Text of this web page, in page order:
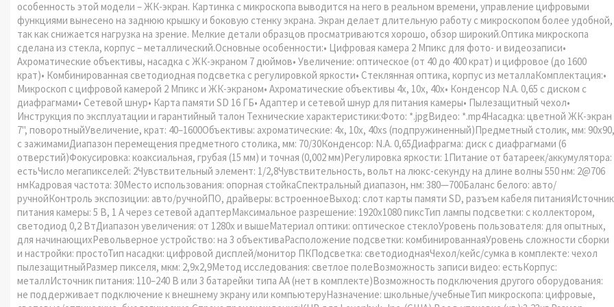
особенность этой модели – ЖК-экран. Картинка с микроскопа выводится на него в реальном времени, управление цифровыми
функциями вынесено на заднюю крышку и боковую стенку экрана. Экран делает длительную работу с микроскопом более удобной,
так как снижается нагрузка на зрение. Мелкие детали образцов просматриваются хорошо, обзор широкий.Оптика микроскопа
сделана из стекла, корпус – металлический.Основные особенности:• Цифровая камера 2 Мпикс для фото- и видеозаписи•
Ахроматические объективы, насадка с ЖК-экраном 7 дюймов• Увеличение: оптическое (от 40 до 400 крат) и цифровое (до 1600
крат)• Комбинированная светодиодная подсветка с регулировкой яркости• Стеклянная оптика, корпус из металлаКомплектация:•
Микроскоп с цифровой камерой 2 Мпикс и ЖК-экраном• Ахроматические объективы 4х, 10х, 40x• Конденсор N.A. 0,65 с диском с
диафрагмами• Сетевой шнур• Карта памяти SD 16 ГБ• Адаптер и сетевой шнур для питания камеры• Пылезащитный чехол•
Инструкция по эксплуатации и гарантийный талон Технические характеристики:Фото: *.jpgВидео: *.mp4Насадка: цветной ЖК-экран
7", поворотныйУвеличение, крат: 40–1600Объективы: ахроматические: 4x, 10x, 40xs (подпружиненный)Предметный столик, мм: 90x90,
с зажимамиДиапазон перемещения предметного столика, мм: 70/30Конденсор: N.A. 0,65Диафрагма: диск с диафрагмами (6
отверстий)Фокусировка: коаксиальная, грубая (15 мм) и точная (0,002 мм)Регулировка яркости: 1Питание от батареек/аккумулятора:
естьЧисло мегапикселей: 2Чувствительный элемент: 1/2,8Чувствительность, вольт на люкс-секунду на длине волны 550 нм: 2@706
нмКадровая частота: 30Место использования: опорная стойкаСпектральный диапазон, нм: 380—700Баланс белого: авто/
ручнойКонтроль экспозиции: авто/ручнойПО, драйверы: встроенноеВыход: слот карты памяти SD, разъем кабеля питанияИсточник
питания камеры: 5 В, 1 А через сетевой адаптерМаксимальное разрешение: 1920x1080 пиксТип лампы подсветки: с коллектором,
светодиод 0,2 ВтДиапазон увеличения: от 1280х и вышеМатериал оптики: оптическое стеклоУровень пользователя: для опытных,
для начинающихРевольверное устройство: на 3 объективаРасположение подсветки: комбинированнаяУровень сложности сборки
и настройки: простоТип насадки: цифровой дисплей/монитор ПКПодсветка: светодиоднаяЧехол/кейс/сумка в комплекте: чехол
пылезащитныйРазмер пикселя, мкм: 2,9x2,9Метод исследования: светлое полеВозможность записи видео: естьКорпус:
металлИсточник питания: 110–240 В или 3 батарейки типа АА (нет в комплекте)Возможность подключения другого оборудования:
не поддерживает подключение к внешнему экрану или компьютеруНазначение: школьные/учебныеТип микроскопа: цифровые,